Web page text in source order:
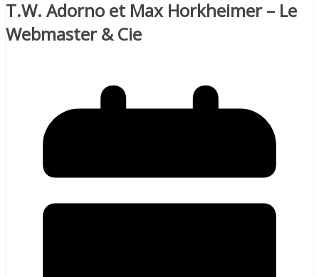
T.W. Adorno et Max Horkheimer – Le
Webmaster & Cie